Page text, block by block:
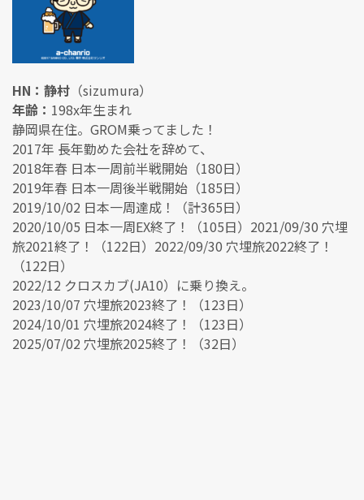
HN：静村 （sizumura）
年齢： 198x年生まれ
静岡県在住。GROM乗ってました！
2017年 長年勤めた会社を辞めて、
2018年春 日本一周前半戦開始（180日）
2019年春 日本一周後半戦開始（185日）
2019/10/02 日本一周達成！（計365日）
2020/10/05 日本一周EX終了！（105日）2021/09/30 穴埋
旅2021終了！（122日）2022/09/30 穴埋旅2022終了！
（122日）
2022/12 クロスカブ(JA10）に乗り換え。
2023/10/07 穴埋旅2023終了！（123日）
2024/10/01 穴埋旅2024終了！（123日）
2025/07/02 穴埋旅2025終了！（32日）